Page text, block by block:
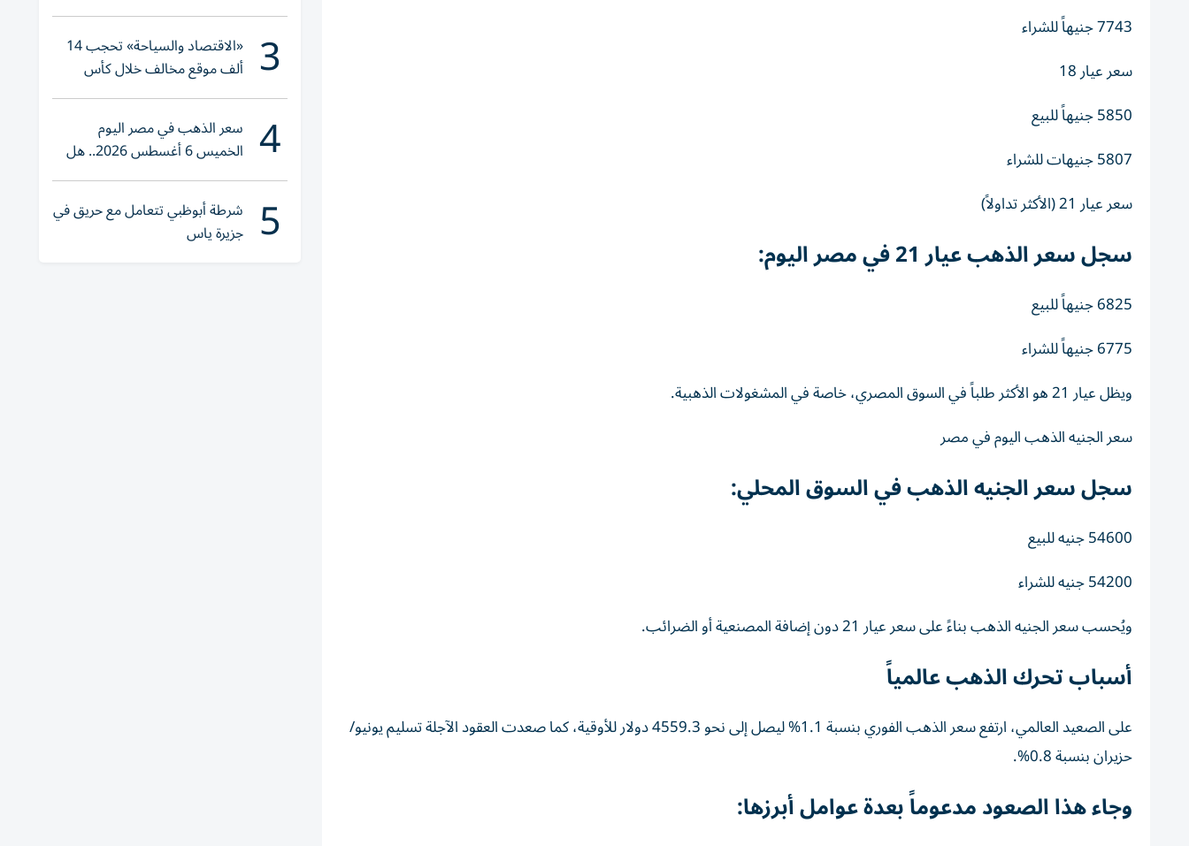
7743جنيهاًللشراء
سعر عيار 18
5850جنيهاًللبيع
5807جنيهاتللشراء
سعر عيار 21 (الأكثر تداولاً)
سجل سعر الذهب عيار 21 في مصر اليوم:
6825جنيهاًللبيع
6775جنيهاًللشراء
ويظل عيار 21 هو الأكثر طلباً في السوق المصري، خاصة في المشغولات الذهبية.
سعر الجنيه الذهب اليوم في مصر
سجل سعر الجنيه الذهب في السوق المحلي:
54600جنيهللبيع
54200جنيهللشراء
ويُحسب سعر الجنيه الذهب بناءً على سعر عيار 21 دون إضافة المصنعية أو الضرائب.
أسباب تحرك الذهب عالمياً
على الصعيد العالمي، ارتفع سعر الذهب الفوري بنسبة 1.1% ليصل إلى نحو 4559.3 دولار للأوقية، كما صعدت العقود الآجلة تسليم يونيو/
حزيران بنسبة 0.8%.
وجاء هذا الصعود مدعوماً بعدة عوامل أبرزها:
2027
3 «الاقتصاد والسياحة» تحجب 14
ألف موقع مخالف خلال كأس
العالم 2026
4 سعر الذهب في مصر اليوم
الخميس 6 أغسطس 2026.. هل
تنوي الشراء؟
5 شرطة أبوظبي تتعامل مع حريق في
جزيرة ياس